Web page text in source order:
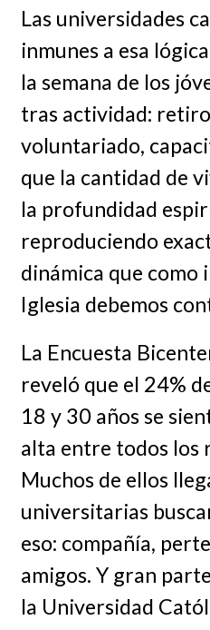
Las universidades
inmunes a esa
la semana de los
tras actividad:
voluntariado,
que la cantidad de
la profundidad
reproduciendo
dinámica que como
Iglesia debemos
La Encuesta
reveló que el 24%
18 y 30 años se
alta entre todos los
Muchos de ellos
universitarias
eso: compañía,
amigos. Y gran
la Universidad